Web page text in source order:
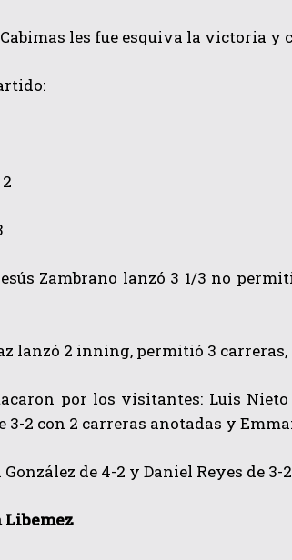
Cabimas les fue esquiva la victoria
Zambrano lanzó 3 1/3 no
lanzó 2 inning, permitió 3
por los visitantes: Luis
2 con 2 carreras anotadas y
de 4-2 y Daniel Reyes de 3-
Libemez